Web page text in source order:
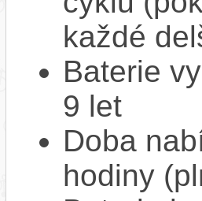
každé
Baterie
9 let
Doba
hodiny